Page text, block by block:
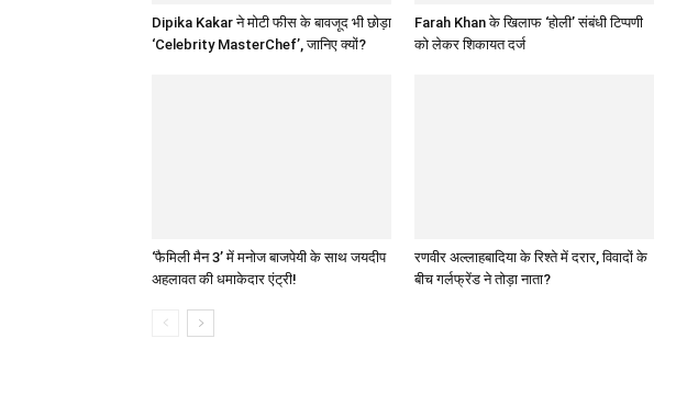
Dipika Kakar ने मोटी फीस के बावजूद भी छोड़ा
‘Celebrity MasterChef’, जानिए क्यों?
Farah Khan के खिलाफ ‘होली’ संबंधी टिप्पणी
को लेकर शिकायत दर्ज
‘फैमिली मैन 3’ में मनोज बाजपेयी के साथ जयदीप
अहलावत की धमाकेदार एंट्री!
रणवीर अल्लाहबादिया के रिश्ते में दरार, विवादों के
बीच गर्लफ्रेंड ने तोड़ा नाता?